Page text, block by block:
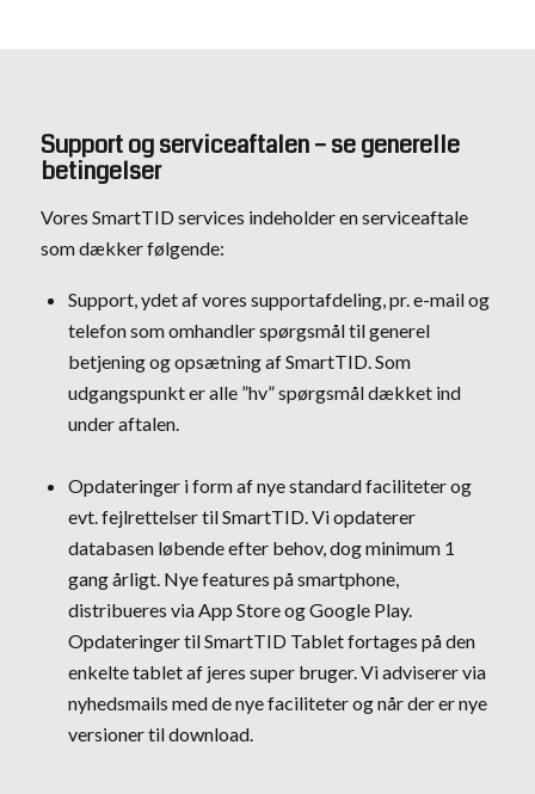
Support og serviceaftalen – se generelle
betingelser
Vores SmartTID services indeholder en serviceaftale
som dækker følgende:
Support, ydet af vores supportafdeling, pr. e-mail og
telefon som omhandler spørgsmål til generel
betjening og opsætning af SmartTID. Som
udgangspunkt er alle ”hv” spørgsmål dækket ind
under aftalen.
Opdateringer i form af nye standard faciliteter og
evt. fejlrettelser til SmartTID. Vi opdaterer
databasen løbende efter behov, dog minimum 1
gang årligt. Nye features på smartphone,
distribueres via App Store og Google Play.
Opdateringer til SmartTID Tablet fortages på den
enkelte tablet af jeres super bruger. Vi adviserer via
nyhedsmails med de nye faciliteter og når der er nye
versioner til download.